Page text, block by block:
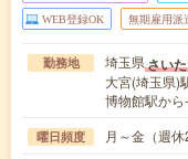
WEB登録OK 無期雇用派
勤務地 埼玉県さい
大宮(埼玉県)
博物館駅か
曜日頻度 月～金（週休